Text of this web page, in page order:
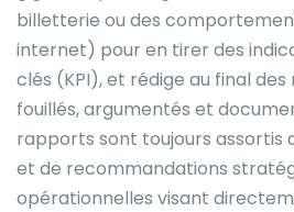
billetterie ou des
internet) pour en tirer des
clés (KPI), et rédige au final
fouillés, argumentés et
rapports sont toujours assortis
et de recommandations
opérationnelles visant